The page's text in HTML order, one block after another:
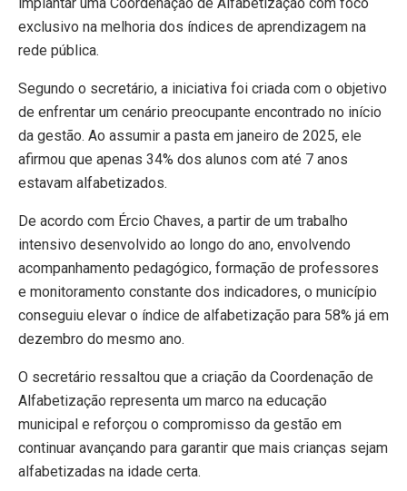
exclusivo na melhoria dos índices de aprendizagem na
rede pública.
Segundo o secretário, a iniciativa foi criada com o objetivo
de enfrentar um cenário preocupante encontrado no início
da gestão. Ao assumir a pasta em janeiro de 2025, ele
afirmou que apenas 34% dos alunos com até 7 anos
estavam alfabetizados.
De acordo com Ércio Chaves, a partir de um trabalho
intensivo desenvolvido ao longo do ano, envolvendo
acompanhamento pedagógico, formação de professores
e monitoramento constante dos indicadores, o município
conseguiu elevar o índice de alfabetização para 58% já em
dezembro do mesmo ano.
O secretário ressaltou que a criação da Coordenação de
Alfabetização representa um marco na educação
municipal e reforçou o compromisso da gestão em
continuar avançando para garantir que mais crianças sejam
alfabetizadas na idade certa.